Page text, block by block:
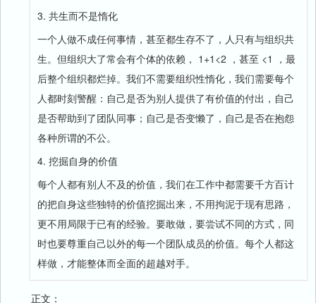
3. 共生而不是惰化
一个人做不成任何事情，甚至都生存不了，人只有与组织共
生。但组织大了常会有个体的依赖， 1+1<2 ，甚至 <1 ，最
后整个组织都烂掉。我们不需要组织性惰化，我们需要每个
人都时刻警醒：自己是否为别人提供了有价值的付出，自己
是否帮助到了团队同事；自己是否变懒了，自己是否在抱怨
各种所谓的不公。
4. 挖掘自身的价值
每个人都有别人不及的价值，我们在工作中都需要千方百计
的把自身这些独特的价值挖掘出来，不用拘泥于现有思路，
更不用局限于已有的经验。要敢做，要尝试不同的方式，同
时也要尊重自己以外的每一个团队成员的价值。每个人都这
样做，才能整体而全面的超越对手。
正文：